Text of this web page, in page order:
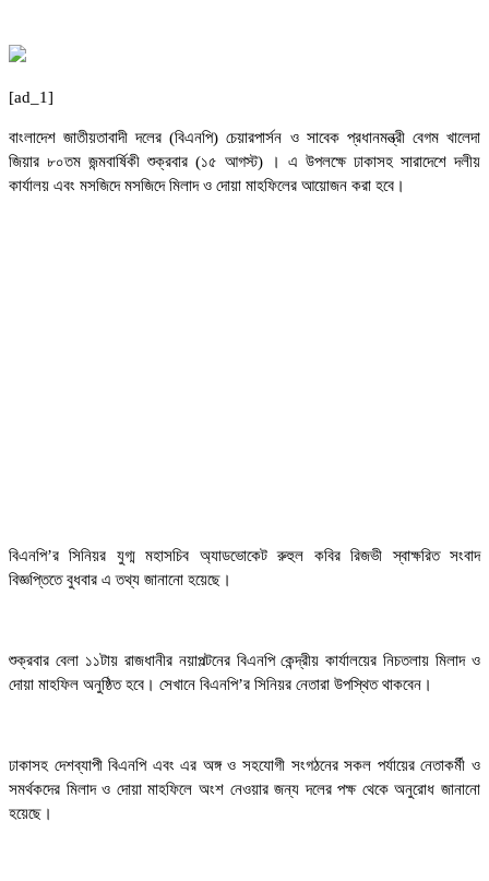
[ad_1]
বাংলাদেশ জাতীয়তাবাদী দলের (বিএনপি) চেয়ারপার্সন ও সাবেক প্রধানমন্ত্রী বেগম খালেদা
জিয়ার ৮০তম জন্মবার্ষিকী শুক্রবার (১৫ আগস্ট) । এ উপলক্ষে ঢাকাসহ সারাদেশে দলীয়
কার্যালয় এবং মসজিদে মসজিদে মিলাদ ও দোয়া মাহফিলের আয়োজন করা হবে।
বিএনপি’র সিনিয়র যুগ্ম মহাসচিব অ্যাডভোকেট রুহুল কবির রিজভী স্বাক্ষরিত সংবাদ
বিজ্ঞপ্তিতে বুধবার এ তথ্য জানানো হয়েছে।
শুক্রবার বেলা ১১টায় রাজধানীর নয়াপল্টনের বিএনপি কেন্দ্রীয় কার্যালয়ের নিচতলায় মিলাদ ও
দোয়া মাহফিল অনুষ্ঠিত হবে। সেখানে বিএনপি’র সিনিয়র নেতারা উপস্থিত থাকবেন।
ঢাকাসহ দেশব্যাপী বিএনপি এবং এর অঙ্গ ও সহযোগী সংগঠনের সকল পর্যায়ের নেতাকর্মী ও
সমর্থকদের মিলাদ ও দোয়া মাহফিলে অংশ নেওয়ার জন্য দলের পক্ষ থেকে অনুরোধ জানানো
হয়েছে।